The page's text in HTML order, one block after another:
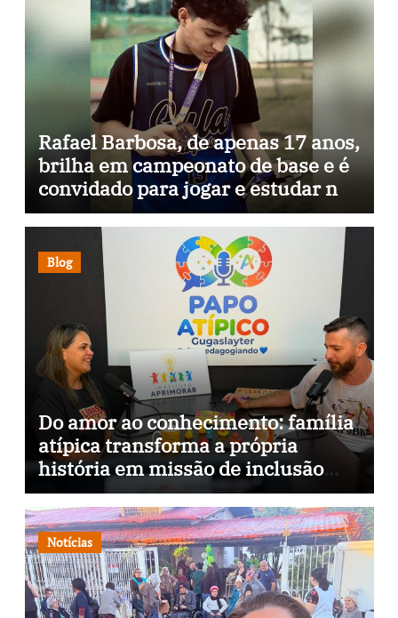
Rafael Barbosa, de apenas 17 anos,
brilha em campeonato de base e é
convidado para jogar e estudar na
Itália
Blog
Do amor ao conhecimento: família
atípica transforma a própria
história em missão de inclusão
através da psicopedagogia, podcast
e arte nas ruas
Notícias